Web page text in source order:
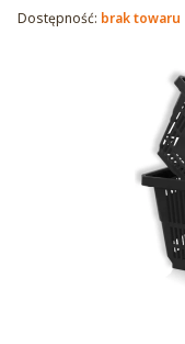
Dostępność: brak towaru